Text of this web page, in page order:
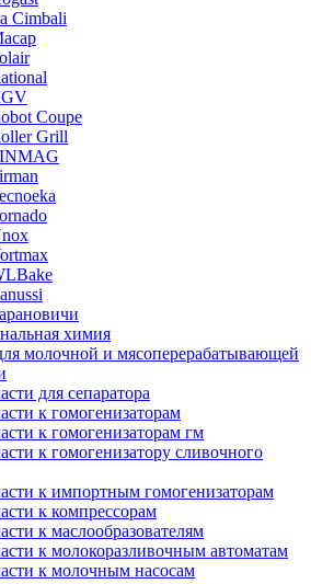
Cimbali
Coupe
Grill
химия
молочной и мясоперерабатывающей
для сепаратора
к гомогенизаторам
к гомогенизаторам гм
к гомогенизатору сливочного
к импортным гомогенизаторам
к компрессорам
к маслообразователям
к молокоразливочным автоматам
к молочным насосам